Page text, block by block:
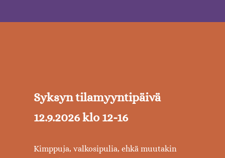
Syksyn tilamyyntipäivä
12.9.2026 klo 12-16
Kimppuja, valkosipulia, ehkä muutakin